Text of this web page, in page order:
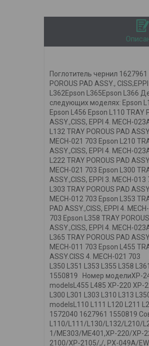
Поглотитель чернил
POROUS PAD ASSY.,
L362Epson L365Epson L366
следующих моделях: Epson
Epson L456 Epson L110 TRAY
ASSY.,CISS, EPPI 4. MECH-
L132 TRAY POROUS PAD
MECH-021 703 Epson L210
ASSY.,CISS, EPPI 4. MECH-
L222 TRAY POROUS PAD
MECH-021 703 Epson L300
ASSY.,CISS, EPPI 3. MECH-
L303 TRAY POROUS PAD
MECH-012 703 Epson L353
PAD ASSY.,CISS, EPPI 4.
703 Epson L358 TRAY
ASSY.,CISS, EPPI 4. MECH-
L365 TRAY POROUS PAD
MECH-011 703 Epson L455
ASSY.CISS 4. MECH-021
L350 L351 L353 L355 L358
1550819 Номер моделиXP-
modelsL455 L485 XP-220 XP-
L300 L301 L303 L310 L313
modelsL110 L111 L120 L211
1572040 1627961 1550819
L110/L111/L130/L132/L210/
1/ME303/ME401,XP-220/
2100/XP-2105/,/, PX-049A/